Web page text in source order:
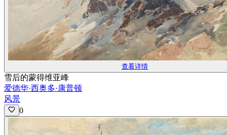
查看详情
雪后的蒙得维亚峰
爱德华·西奥多·康普顿
风景
0